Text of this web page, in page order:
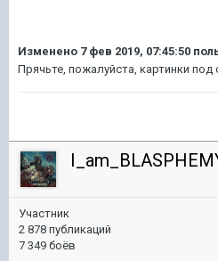
Изменено 7 фев 2019, 07:45:50
Прячьте, пожалуйста, картинки под
Участник
2 878 публикаций
7 349 боёв